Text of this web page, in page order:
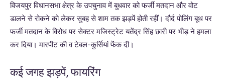
विजयपुर विधानसभा क्षेत्र के उपचुनाव में बुधवार को फर्जी मतदान और वोट
डालने से रोकने को लेकर सुबह से शाम तक झड़पें होती रहीं। दौर्द पोलिंग बूथ पर
फर्जी मतदान के विरोध पर सेक्टर मजिस्ट्रेट यतेंद्र सिंह छारी पर भीड़ ने हमला
कर दिया। मारपीट की व टेबल-कुर्सियां फेंक दी।
कई जगह झड़पें, फायरिंग